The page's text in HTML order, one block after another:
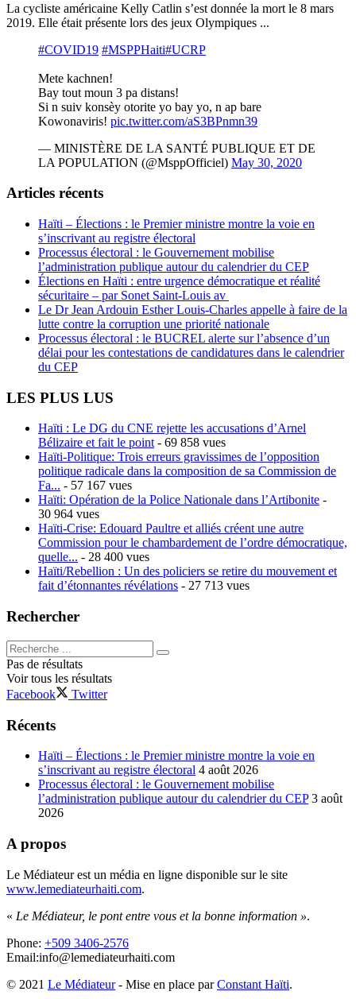
La cycliste américaine Kelly Catlin s’est donnée la mort le 8 mars
2019. Elle était présente lors des jeux Olympiques ...
#COVID19 #MSPPHaiti#UCRP
Mete kachnen!
Bay tout moun 3 pa distans!
Si n suiv konsèy otorite yo bay yo, n ap bare
Kowonaviris! pic.twitter.com/aS3BPnmn39
— MINISTÈRE DE LA SANTÉ PUBLIQUE ET DE
LA POPULATION (@MsppOfficiel) May 30, 2020
Articles récents
Haïti – Élections : le Premier ministre montre la voie en
s’inscrivant au registre électoral
Processus électoral : le Gouvernement mobilise
l’administration publique autour du calendrier du CEP
Élections en Haïti : entre urgence démocratique et réalité
sécuritaire – par Sonet Saint-Louis av
Le Dr Jean Ardouin Esther Louis-Charles appelle à faire de la
lutte contre la corruption une priorité nationale
Processus électoral : le BUCREL alerte sur l’absence d’un
délai pour les contestations de candidatures dans le calendrier
du CEP
LES PLUS LUS
Haïti : Le DG du CNE rejette les accusations d’Arnel
Bélizaire et fait le point- 69 858 vues
Haïti-Politique: Trois erreurs gravissimes de l’opposition
politique radicale dans la composition de sa Commission de
Fa... - 57 167 vues
Haïti: Opération de la Police Nationale dans l’Artibonite -
30 964 vues
Haïti-Crise: Edouard Paultre et alliés créent une autre
Commission pour le chambardement de l’ordre démocratique,
quelle... - 28 400 vues
Haïti/Rebellion : Un des policiers se retire du mouvement et
fait d’étonnantes révélations - 27 713 vues
Rechercher
Pas de résultats
Voir tous les résultats
Facebook
Twitter
Récents
Haïti – Élections : le Premier ministre montre la voie en
s’inscrivant au registre électoral 4 août 2026
Processus électoral : le Gouvernement mobilise
l’administration publique autour du calendrier du CEP 3 août
2026
A propos
Le Médiateur est un média en ligne disponible sur le site
www.lemediateurhaiti.com.
« Le Médiateur, le pont entre vous et la bonne information ».
Phone: +509 3406-2576
Email:info@lemediateurhaiti.com
© 2021 Le Médiateur- Mise en place parConstant Haïti.